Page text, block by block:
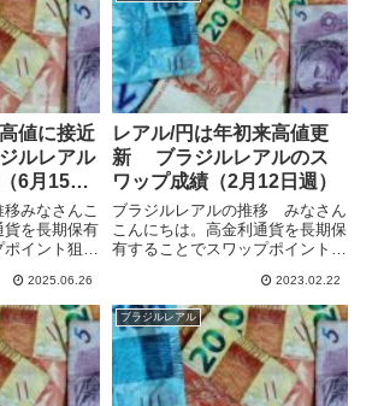
値に接近
ルレアル
6月15日
みなさんこ
貨を長期保有
イント狙い
上げサイク
も政策金利
としてい
ア...
2025.06.26
レアル/円は年初来高値更
新 ブラジルレアルのス
ワップ成績（2月12日週）
ブラジルレアルの推移 みなさん
こんにちは。高金利通貨を長期保
有することでスワップポイント狙
の発行国の中で政策金利が高いの
は、ブラジルの13.75%、ハンガ
リーの13.0%、メキシコの11.0%
で、スワポも高額と...
2023.02.22
ブラジルレアル